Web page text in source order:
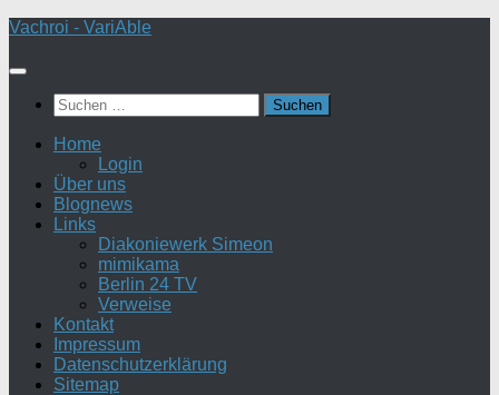
Zum
springen
Vachroi - VariAble
Suchen
nach:
Home
Login
Über uns
Blognews
Links
Diakoniewerk Simeon
mimikama
Berlin 24 TV
Verweise
Kontakt
Impressum
Datenschutzerklärung
Sitemap